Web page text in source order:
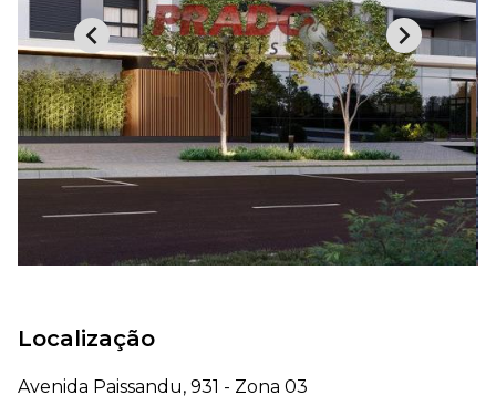
Localização
Avenida Paissandu, 931 - Zona 03